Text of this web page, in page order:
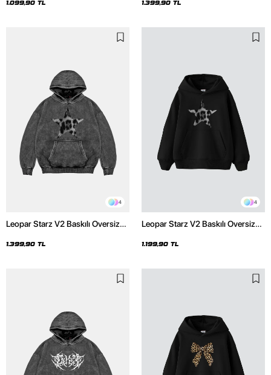
1.099,90 TL 1.399,90 TL
4
Leopar Starz V2 Baskılı Oversize
Hoodie
1.399,90 TL
4
Leopar Starz V2 Baskılı Oversize
1.199,90 TL